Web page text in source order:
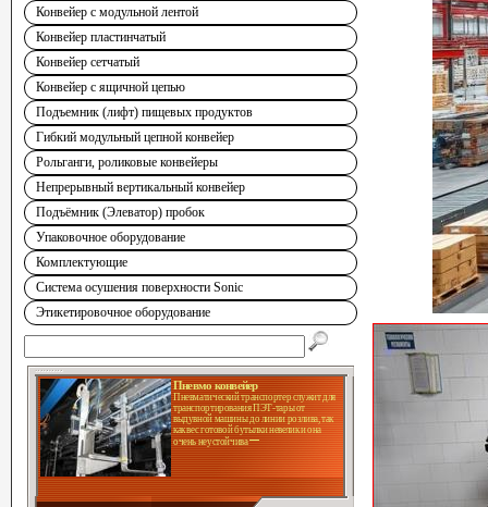
Конвейер с модульной лентой
Конвейер пластинчатый
Конвейер сетчатый
Конвейер с ящичной цепью
Подъемник (лифт) пищевых продуктов
Гибкий модульный цепной конвейер
Рольганги, роликовые конвейеры
Непрерывный вертикальный конвейер
Подъёмник (Элеватор) пробок
Упаковочное оборудование
Комплектующие
Система осушения поверхности Sonic
Этикетировочное оборудование
Пневмо конвейер
Пневматический транспортер служит для
транспортирования ПЭТ-тары от
выдувной машины до линии розлива, так
как вес готовой бутылки невелик и она
очень неустойчива